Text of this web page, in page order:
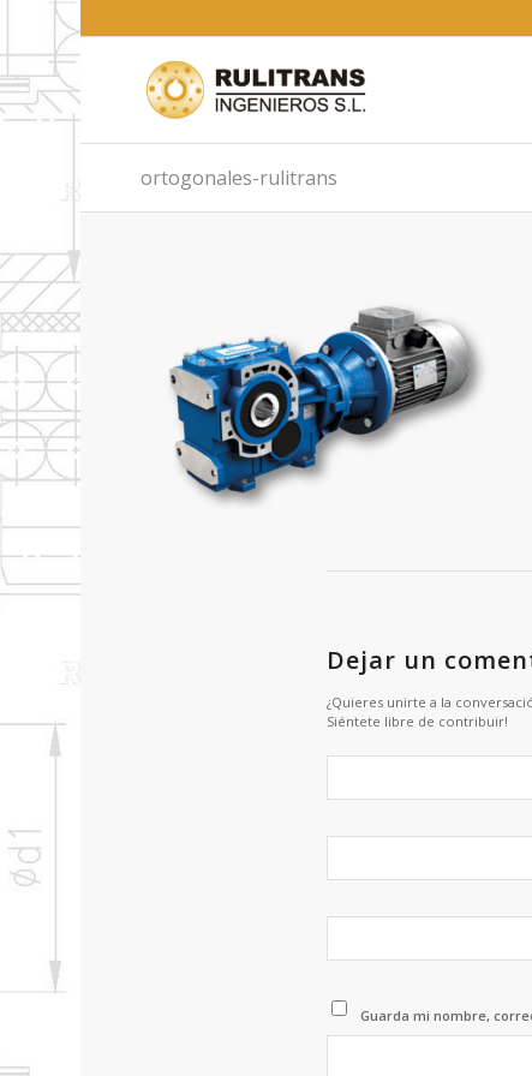
ortogonales-rulitrans
Dejar un
¿Quieres unirte a la
Siéntete libre de contribuir!
Guarda mi nombre,